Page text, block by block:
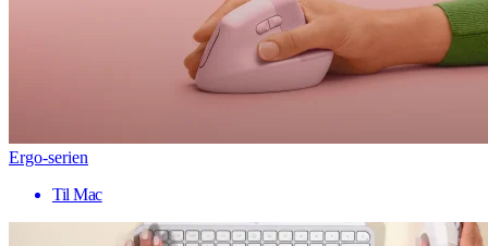
Ergo-serien
Til Mac